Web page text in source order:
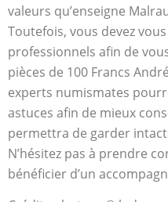
valeurs qu’enseigne
Toutefois, vous devez
professionnels afin de
pièces de 100 Francs
experts numismates
astuces afin de mieux
permettra de garder
N’hésitez pas à prendre
bénéficier d’un